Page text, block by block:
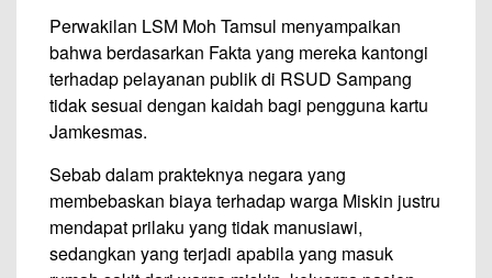
Perwakilan LSM Moh Tamsul menyampaikan
bahwa berdasarkan Fakta yang mereka kantongi
terhadap pelayanan publik di RSUD Sampang
tidak sesuai dengan kaidah bagi pengguna kartu
Jamkesmas.
Sebab dalam prakteknya negara yang
membebaskan biaya terhadap warga Miskin justru
mendapat prilaku yang tidak manusiawi,
sedangkan yang terjadi apabila yang masuk